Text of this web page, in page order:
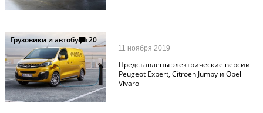
Грузовики и автобусы20
Представлены электрические версии
Peugeot Expert, Citroen Jumpy и Opel
Vivaro
11 ноября 2019